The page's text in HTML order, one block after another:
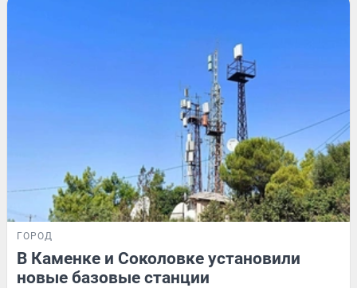
ГОРОД
В Каменке и Соколовке установили
новые базовые станции